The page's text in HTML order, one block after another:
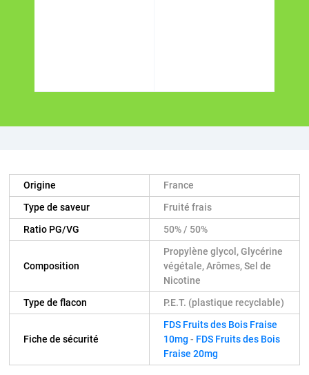
Origine
France
Type de saveur
Fruité frais
Ratio PG/VG
50% / 50%
Composition
Propylène glycol, Glycérine
végétale, Arômes, Sel de
Nicotine
Type de flacon
P.E.T. (plastique recyclable)
Fiche de sécurité
FDS Fruits des Bois Fraise
10mg - FDS Fruits des Bois
Fraise 20mg